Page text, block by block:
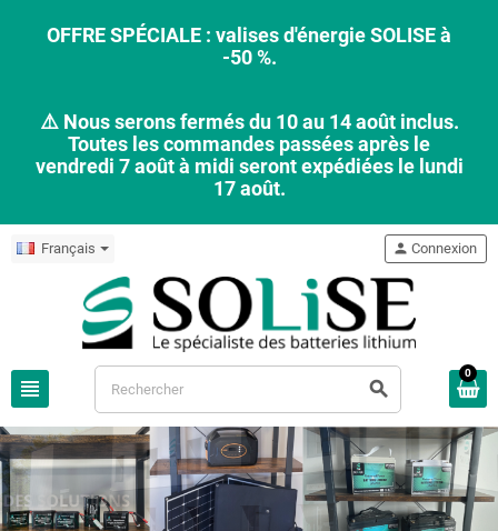
OFFRE SPÉCIALE : valises d'énergie SOLISE à
-50 %.
⚠️ Nous serons fermés du 10 au 14 août inclus.
Toutes les commandes passées après le
vendredi 7 août à midi seront expédiées le lundi
17 août.
Français
view_headline search
person Connexion
0